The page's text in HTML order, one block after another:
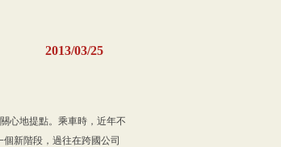
2013/03/25
心地提點。乘車時，近年不
新階段，過往在跨國公司